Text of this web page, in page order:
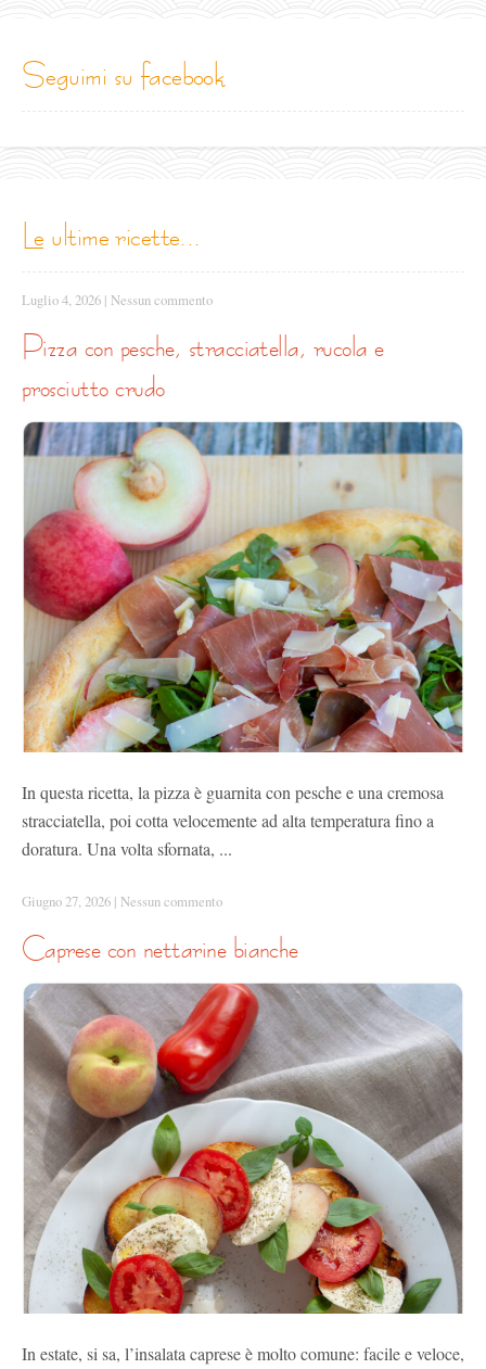
seguimi su facebook
le ultime ricette...
Luglio 4, 2026 | Nessun commento
pizza con pesche, stracciatella, rucola e
prosciutto crudo
In questa ricetta, la pizza è guarnita con pesche e una cremosa
stracciatella, poi cotta velocemente ad alta temperatura fino a
doratura. Una volta sfornata, ...
Giugno 27, 2026 | Nessun commento
caprese con nettarine bianche
In estate, si sa, l’insalata caprese è molto comune: facile e veloce,